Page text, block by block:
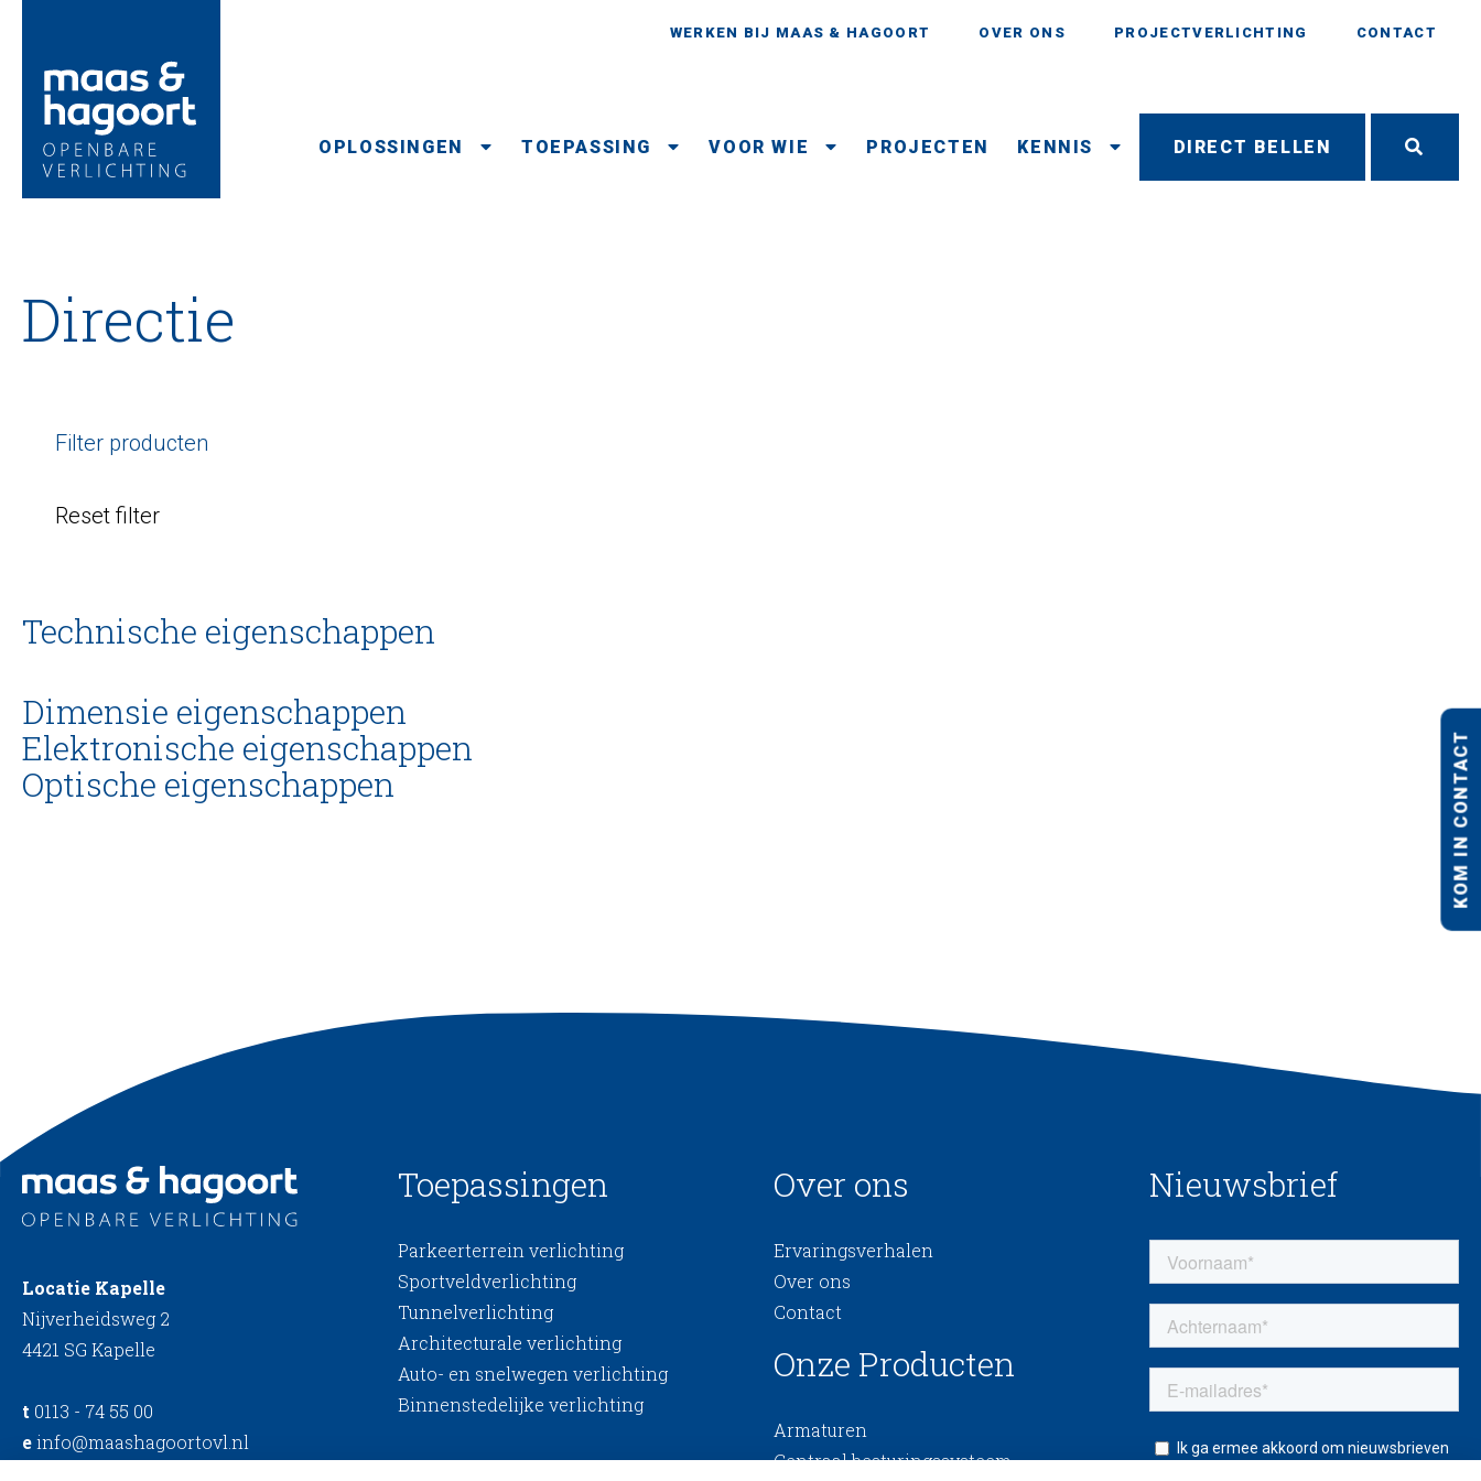
KOM IN CONTACT
WERKEN BIJ MAAS & HAGOORT OVER ONS PROJECTVERLICHTING CONTACT
OPLOSSINGEN TOEPASSING VOOR WIE PROJECTEN KENNIS DIRECT BELLEN
Directie
Filter producten
Reset filter
Technische eigenschappen
Dimensie eigenschappen
Elektronische eigenschappen
Optische eigenschappen
Locatie Kapelle
Nijverheidsweg 2
4421 SG Kapelle
t 0113 - 74 55 00
einfo@maashagoortovl.nl
Toepassingen
Parkeerterrein verlichting
Sportveldverlichting
Tunnelverlichting
Architecturale verlichting
Auto- en snelwegen verlichting
Binnenstedelijke verlichting
Over ons
Ervaringsverhalen
Over ons
Contact
Onze Producten
Armaturen
Centraal besturingssysteem
Nieuwsbrief